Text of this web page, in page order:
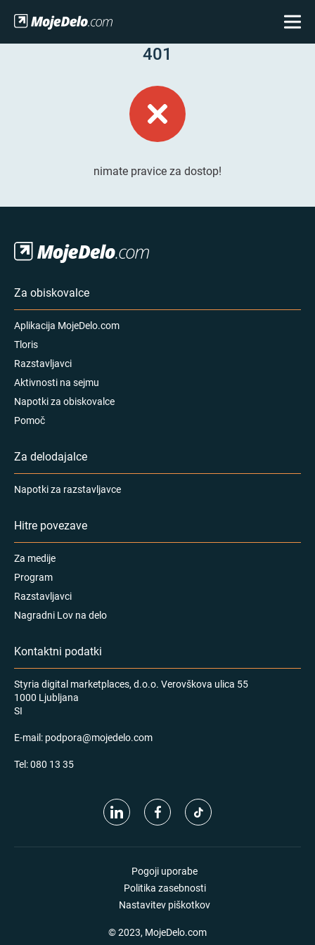
401
nimate pravice za dostop!
Za obiskovalce
Aplikacija MojeDelo.com
Tloris
Razstavljavci
Aktivnosti na sejmu
Napotki za obiskovalce
Pomoč
Za delodajalce
Napotki za razstavljavce
Hitre povezave
Za medije
Program
Razstavljavci
Nagradni Lov na delo
Kontaktni podatki
Styria digital marketplaces, d.o.o. Verovškova ulica 55
1000 Ljubljana
SI
E-mail: podpora@mojedelo.com
Tel:080 13 35
Pogoji uporabe
Politika zasebnosti
Nastavitev piškotkov
© 2023, MojeDelo.com